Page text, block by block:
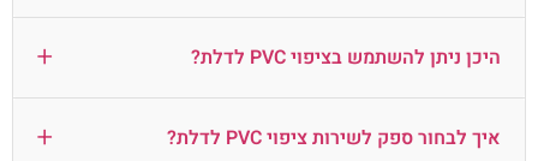
היכן ניתן להשתמש בציפוי PVC לדלת? +
איך לבחור ספק לשירות ציפוי PVC לדלת? +